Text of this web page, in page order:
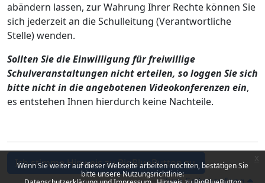
Wenn Sie weiter auf dieser Webseite arbeiten möchten, bestätigen Sie
bitte unsere Nutzungsrichtlinie:
abändern lassen, zur Wahrung Ihrer Rechte können Sie
sich jederzeit an die Schulleitung (Verantwortliche
Stelle) wenden.
Sollten Sie die Einwilligung für freiwillige
Schulveranstaltungen nicht erteilen, so loggen Sie sich
bitte nicht in die angebotenen Videokonferenzen ein,
es entstehen Ihnen hierdurch keine Nachteile.
Ich stimme Hinweis zu BigBlueButton zu.